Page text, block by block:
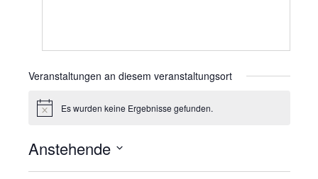
Veranstaltungen an diesem veranstaltungsort
HinweisEs wurden keine Ergebnisse gefunden.
Anstehende